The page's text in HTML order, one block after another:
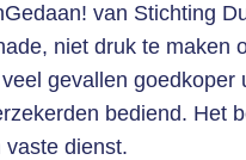
van Stichting
niet druk te maken
gevallen
bediend. Het
vaste dienst.